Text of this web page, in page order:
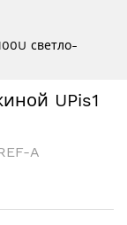
светло-
UPis1
A